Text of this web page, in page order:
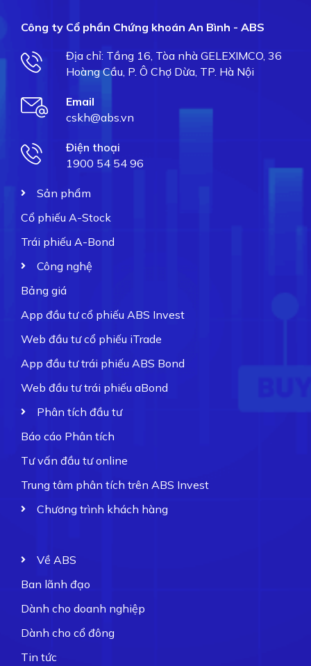
Công ty Cổ phần Chứng khoán An Bình - ABS
Địa chỉ: Tầng 16, Tòa nhà GELEXIMCO, 36
Hoàng Cầu, P. Ô Chợ Dừa, TP. Hà Nội
Email
cskh@abs.vn
Điện thoại
1900 54 54 96
Sản phẩm
Cổ phiếu A-Stock
Trái phiếu A-Bond
Công nghệ
Bảng giá
App đầu tư cổ phiếu ABS Invest
Web đầu tư cổ phiếu iTrade
App đầu tư trái phiếu ABS Bond
Web đầu tư trái phiếu aBond
Phân tích đầu tư
Báo cáo Phân tích
Tư vấn đầu tư online
Trung tâm phân tích trên ABS Invest
Chương trình khách hàng
Về ABS
Ban lãnh đạo
Dành cho doanh nghiệp
Dành cho cổ đông
Tin tức